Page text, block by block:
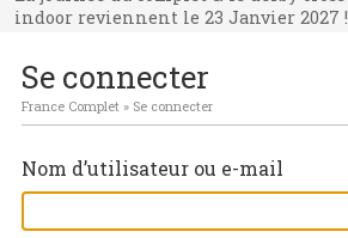
indoor reviennent le 23 Janvier 2027 !
indoor reviennent le 23 Janvier 2027 !
Se connecter
France Complet» Se connecter
Nom d’utilisateur ou e-mail